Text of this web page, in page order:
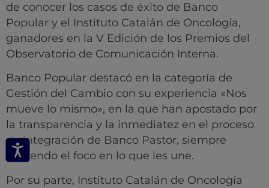
de conocer los casos de éxito de Banco
Popular y el Instituto Catalán de Oncología,
ganadores en la V Edición de los Premios del
Observatorio de Comunicación Interna.
Banco Popular destacó en la categoría de
Gestión del Cambio con su experiencia «Nos
mueve lo mismo», en la que han apostado por
la transparencia y la inmediatez en el proceso
de integración de Banco Pastor, siempre
poniendo el foco en lo que les une.
Por su parte, Instituto Catalán de Oncología